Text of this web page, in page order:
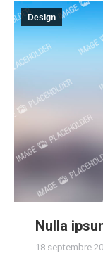
Design
Nulla
18 septembre